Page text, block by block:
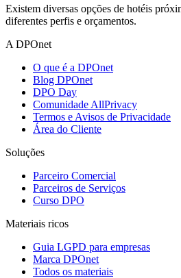
Existem diversas opções de hotéis
diferentes perfis e orçamentos.
A DPOnet
O que é a DPOnet
Blog DPOnet
DPO Day
Comunidade AllPrivacy
Termos e Avisos de Privacidade
Área do Cliente
Soluções
Parceiro Comercial
Parceiros de Serviços
Curso DPO
Materiais ricos
Guia LGPD para empresas
Marca DPOnet
Todos os materiais